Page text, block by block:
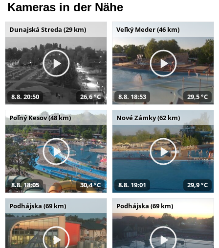
Kameras in der Nähe
Dunajská Streda (29 km)
8.8. 20:50 26,6 °C
Veľký Meder (46 km)
8.8. 18:53 29,5 °C
Poľný Kesov (48 km)
8.8. 18:05 30,4 °C
Nové Zámky (62 km)
8.8. 19:01 29,9 °C
Podhájska (69 km) Podhájska (69 km)